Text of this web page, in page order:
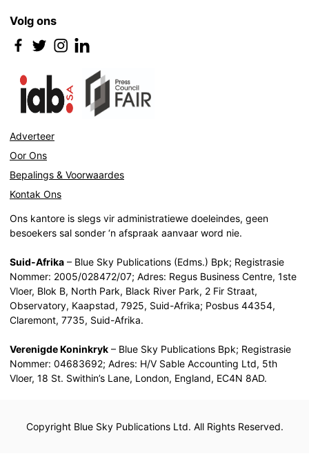
Volg ons
Adverteer
Oor Ons
Bepalings & Voorwaardes
Kontak Ons
Ons kantore is slegs vir administratiewe doeleindes, geen
besoekers sal sonder ‘n afspraak aanvaar word nie.
Suid-Afrika – Blue Sky Publications (Edms.) Bpk; Registrasie
Nommer: 2005/028472/07; Adres: Regus Business Centre, 1ste
Vloer, Blok B, North Park, Black River Park, 2 Fir Straat,
Observatory, Kaapstad, 7925, Suid-Afrika; Posbus 44354,
Claremont, 7735, Suid-Afrika.
Verenigde Koninkryk – Blue Sky Publications Bpk; Registrasie
Nommer: 04683692; Adres: H/V Sable Accounting Ltd, 5th
Vloer, 18 St. Swithin’s Lane, London, England, EC4N 8AD.
Copyright Blue Sky Publications Ltd. All Rights Reserved.